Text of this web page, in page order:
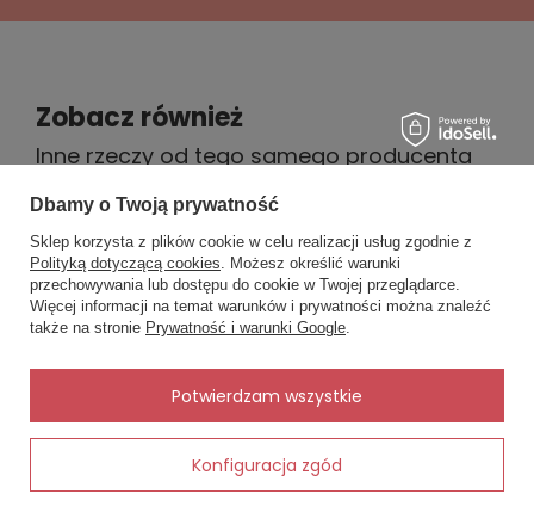
Zobacz również
Inne rzeczy od tego samego producenta
3,00 zł
15,00 zł
Palms
27,00 zł
×
✨ Asystent zakupowy
Napisz czego szukasz — pokażę
gotowe propozycje.
Dbamy o Twoją prywatność
Sklep korzysta z plików cookie w celu realizacji usług zgodnie z
Polityką dotyczącą cookies. Możesz określić warunki
przechowywania lub dostępu do cookie w Twojej przeglądarce.
Więcej informacji na temat warunków i prywatności można znaleźć
także na stronie Prywatność i warunki Google.
Konfiguracja zgód
Potwierdzam wszystkie